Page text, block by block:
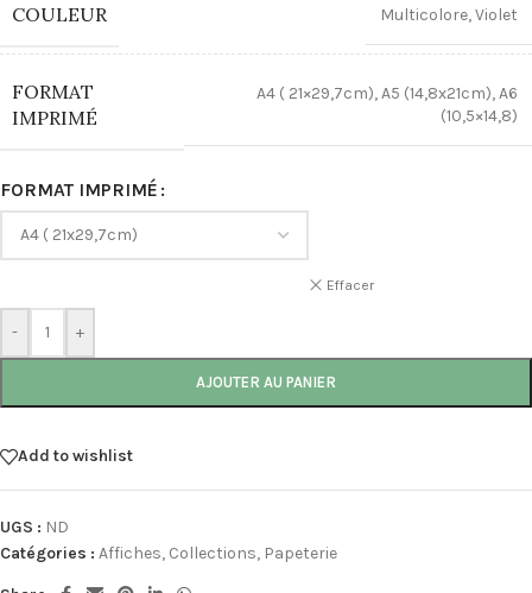
COULEUR Multicolore,Violet
FORMAT
IMPRIMÉ
A4 ( 21×29,7cm),A5 (14,8x21cm),A6
(10,5×14,8)
FORMAT IMPRIMÉ
Effacer
- +
AJOUTER AU PANIER
Add to wishlist
UGS : ND
Catégories : Affiches, Collections, Papeterie